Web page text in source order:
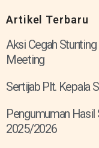
Artikel Terbaru
Aksi Cegah
Meeting
Sertijab Plt. Kepala
Pengumuman Hasil
2025/2026